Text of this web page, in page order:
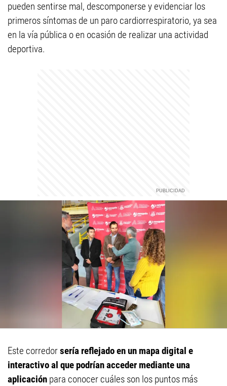
pueden sentirse mal, descomponerse y evidenciar los
primeros síntomas de un paro cardiorrespiratorio, ya sea
en la vía pública o en ocasión de realizar una actividad
deportiva.
Este corredorsería reflejado en un mapa digital e
interactivo al que podrían acceder mediante una
aplicación para conocer cuáles son los puntos más